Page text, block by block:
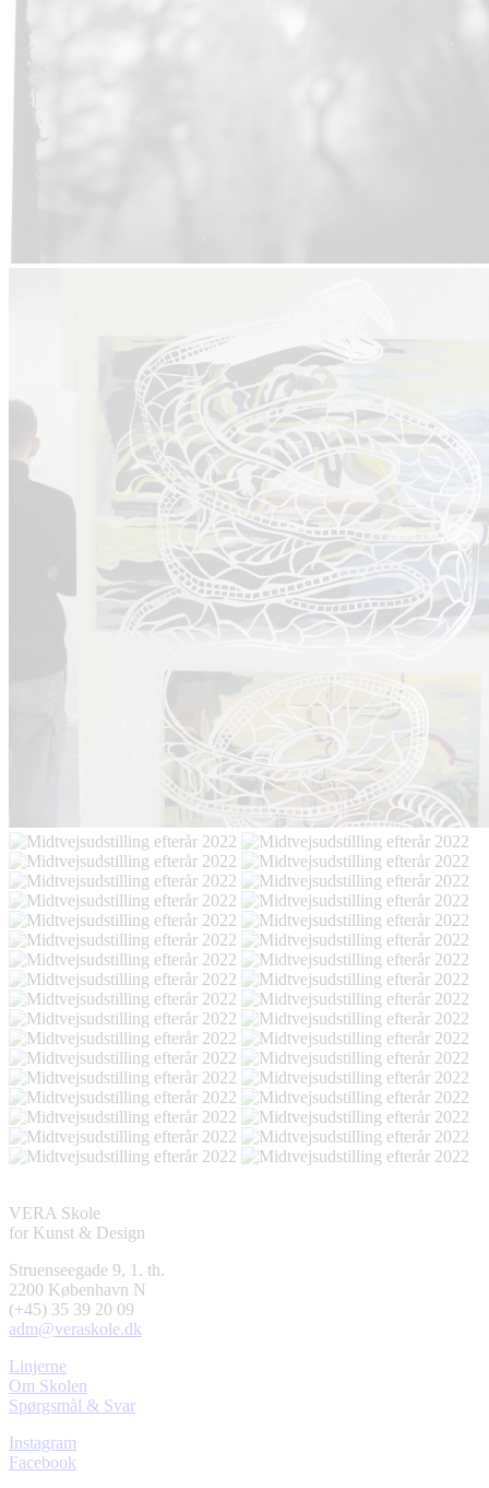
VERA Skole
for Kunst & Design
Struenseegade 9, 1. th.
2200 København N
(+45) 35 39 20 09
adm@veraskole.dk
Linjerne
Om Skolen
Spørgsmål & Svar
Instagram
Facebook